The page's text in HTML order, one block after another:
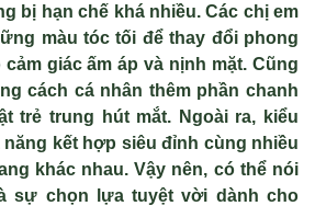
bị hạn chế khá nhiều. Các chị em
màu tóc tối để thay đổi phong
giác ấm áp và nịnh mặt. Cũng
cách cá nhân thêm phần chanh
trẻ trung hút mắt. Ngoài ra, kiểu
kết hợp siêu đỉnh cùng nhiều
khác nhau. Vậy nên, có thể nói
sự chọn lựa tuyệt vời dành cho